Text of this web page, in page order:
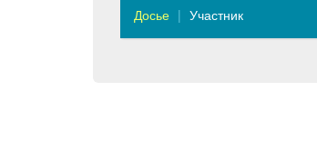
Досье Участник